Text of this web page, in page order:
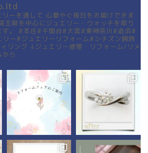
ーを通して 心華やぐ毎日をお届けできま
玉県を中心にジュエリー・ウォッチを取り
。
#本庄#千間台#大宮#東神奈川#追浜#
リー#ジュエリーリフォーム#シチズン腕時
リング ↓ジュエリー修理・リフォーム/リメ
ら